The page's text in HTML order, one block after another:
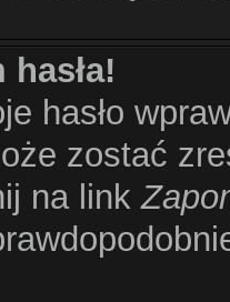
hasła!
hasło
zostać
na link